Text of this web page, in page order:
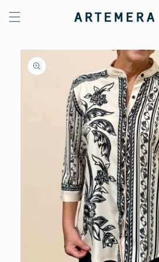
directamente
al contenido
directamente
información